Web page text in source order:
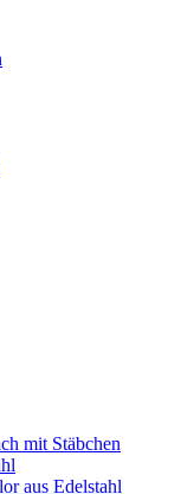
mit Stäbchen
aus Edelstahl